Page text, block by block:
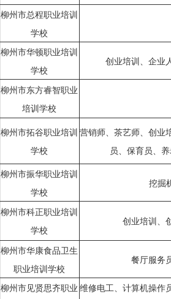
柳州市总程职业培训
学校
柳州市华顿职业培训
学校
创业培训、企业
柳州市东方睿智职业
培训学校
柳州市拓谷职业培训
学校
营销师、茶艺师、创业
员、保育员、
柳州市振华职业培训
学校
挖掘
柳州市科正职业培训
学校
创业培训、
柳州市华康食品卫生
职业培训学校
餐厅服务
柳州市见贤思齐职业 维修电工、计算机操作